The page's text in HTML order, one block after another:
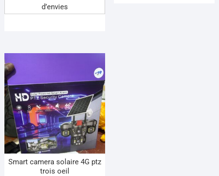
d’envies
Smart camera solaire 4G ptz
trois oeil